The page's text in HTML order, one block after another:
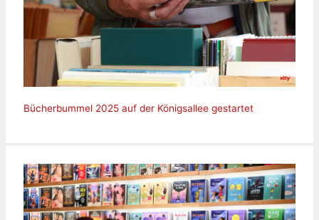
Bücherbummel 2025 auf der Königsallee gestartet